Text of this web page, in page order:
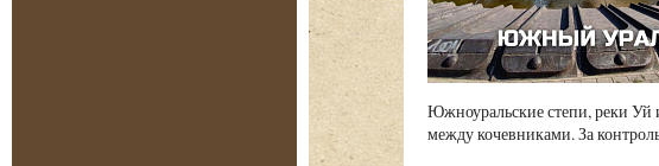
Южноуральские степи, реки Уй
между кочевниками. За